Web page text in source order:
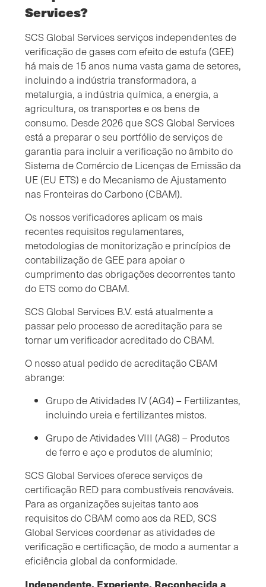
Services?
SCS Global Services serviços independentes de
verificação de gases com efeito de estufa (GEE)
há mais de 15 anos numa vasta gama de setores,
incluindo a indústria transformadora, a
metalurgia, a indústria química, a energia, a
agricultura, os transportes e os bens de
consumo. Desde 2026 que SCS Global Services
está a preparar o seu portfólio de serviços de
garantia para incluir a verificação no âmbito do
Sistema de Comércio de Licenças de Emissão da
UE (EU ETS) e do Mecanismo de Ajustamento
nas Fronteiras do Carbono (CBAM).
Os nossos verificadores aplicam os mais
recentes requisitos regulamentares,
metodologias de monitorização e princípios de
contabilização de GEE para apoiar o
cumprimento das obrigações decorrentes tanto
do ETS como do CBAM.
SCS Global Services B.V. está atualmente a
passar pelo processo de acreditação para se
tornar um verificador acreditado do CBAM.
O nosso atual pedido de acreditação CBAM
abrange:
Grupo de Atividades IV (AG4) – Fertilizantes,
incluindo ureia e fertilizantes mistos.
Grupo de Atividades VIII (AG8) – Produtos
de ferro e aço e produtos de alumínio;
SCS Global Services oferece serviços de
certificação RED para combustíveis renováveis.
Para as organizações sujeitas tanto aos
requisitos do CBAM como aos da RED, SCS
Global Services coordenar as atividades de
verificação e certificação, de modo a aumentar a
eficiência global da conformidade.